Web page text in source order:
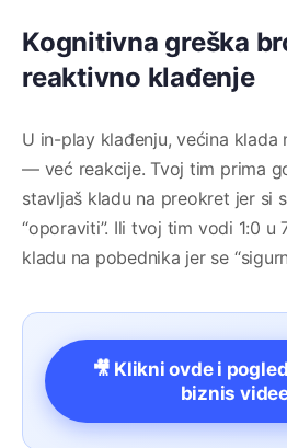
Kognitivna greška
reaktivno klađenje
U in-play klađenju, većina klada
— već reakcije. Tvoj tim prima
stavljaš kladu na preokret jer si
“oporaviti”. Ili tvoj tim vodi 1:0 u
kladu na pobednika jer se
🎥 Klikni ovde i
biznis